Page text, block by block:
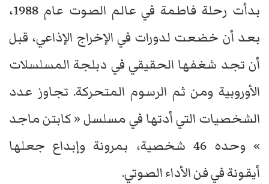
بدأت رحلة فاطمة في عالم الصوت عام 1988،
بعد أن خضعت لدورات في الإخراج الإذاعي، قبل
أن تجد شغفها الحقيقي في دبلجة المسلسلات
الأوروبية ومن ثم الرسوم المتحركة. تجاوز عدد
الشخصيات التي أدتها في مسلسل « كابتن ماجد
» وحده 46 شخصية، بمرونة وإبداع جعلها
أيقونة في فن الأداء الصوتي.